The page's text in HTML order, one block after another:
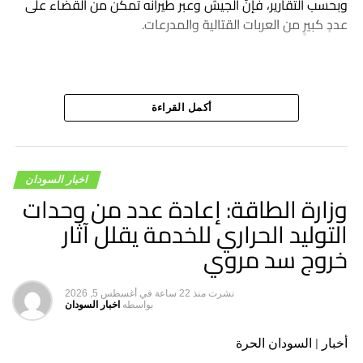
عددٍ كبيرٍ من العربات القتالية والمدرعات.
أكمل القراءة
اخبار السودان
وزارة الطاقة: إعادة عدد من وحدات
التوليد الحراري للخدمة يقلل آثار
خروج سد مروي
نشرت منذ 22 ساعة في أغسطس 5, 2026
بواسطه اخبار السودان
أخبار | السودان الحرة